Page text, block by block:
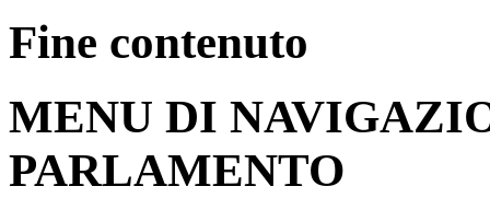
Fine contenuto
MENU DI
PARLAMENTO